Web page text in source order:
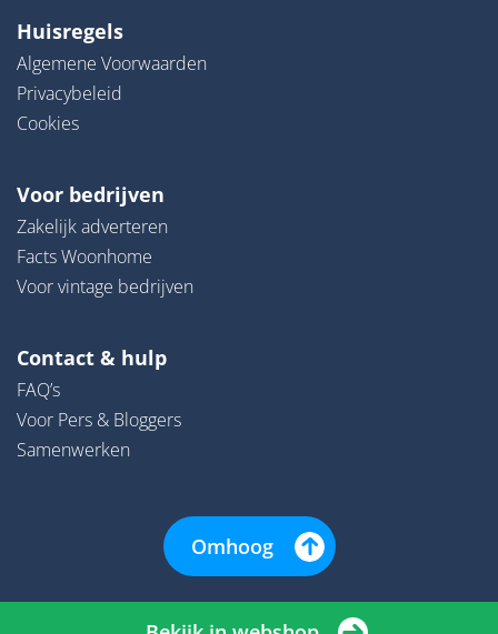
Huisregels
Algemene Voorwaarden
Privacybeleid
Cookies
Voor bedrijven
Zakelijk adverteren
Facts Woonhome
Voor vintage bedrijven
Contact & hulp
FAQ’s
Voor Pers & Bloggers
Samenwerken
Omhoog